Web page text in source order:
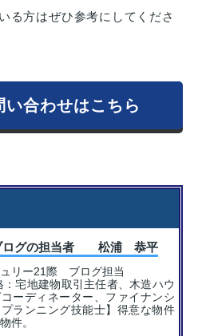
る方はぜひ参考にしてくださ
い合わせはこちら
ログの担当者 松浦 恭平
リー21際 ブログ担当
：宅地建物取引主任者、木造ハウ
ーディネーター、ファイナンシ
ランニング技能士】得意な物件
件。